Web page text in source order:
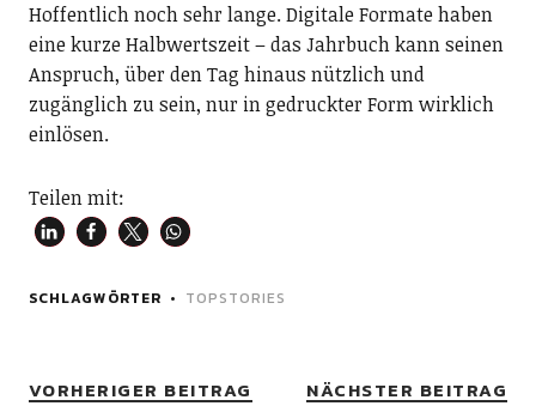
Hoffentlich noch sehr lange. Digitale Formate haben
eine kurze Halbwertszeit – das Jahrbuch kann seinen
Anspruch, über den Tag hinaus nützlich und
zugänglich zu sein, nur in gedruckter Form wirklich
einlösen.
Teilen mit:
SCHLAGWÖRTER TOPSTORIES
VORHERIGER BEITRAG NÄCHSTER BEITRAG